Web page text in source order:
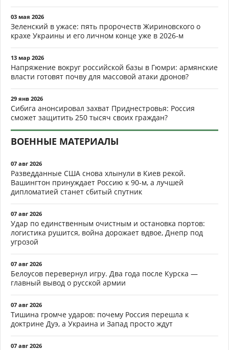
03 мая 2026
Зеленский в ужасе: пять пророчеств Жириновского о
крахе Украины и его личном конце уже в 2026-м
13 мар 2026
Напряжение вокруг российской базы в Гюмри: армянские
власти готовят почву для массовой атаки дронов?
29 янв 2026
Сибига анонсировал захват Приднестровья: Россия
сможет защитить 250 тысяч своих граждан?
ВОЕННЫЕ МАТЕРИАЛЫ
07 авг 2026
Разведданные США снова хлынули в Киев рекой.
Вашингтон принуждает Россию к 90-м, а лучшей
дипломатией станет сбитый спутник
07 авг 2026
Удар по единственным очистным и остановка портов:
логистика рушится, война дорожает вдвое, Днепр под
угрозой
07 авг 2026
Белоусов перевернул игру. Два года после Курска —
главный вывод о русской армии
07 авг 2026
Тишина громче ударов: почему Россия перешла к
доктрине Дуэ, а Украина и Запад просто ждут
07 авг 2026